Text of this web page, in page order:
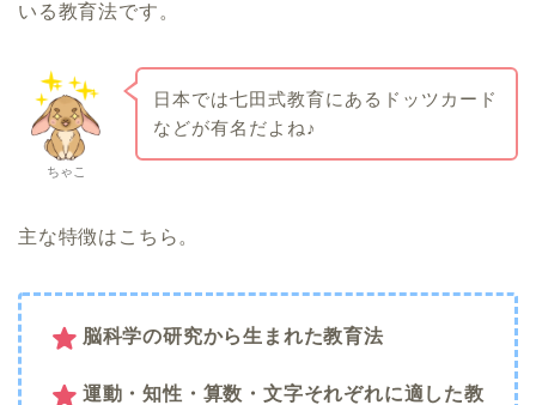
いる教育法です。
ちゃこ
日本では七田式教育にあるドッツカード
などが有名だよね♪
主な特徴はこちら。
脳科学の研究から生まれた教育法
運動・知性・算数・文字それぞれに適した教